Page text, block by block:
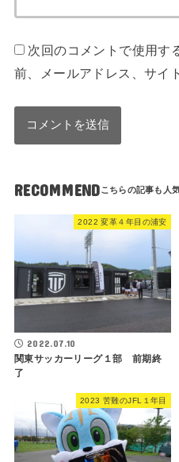
次回のコメントで使用す
前、メールアドレス、サイ
RECOMMEND
2022 変革４年目の浦安
2022.07.10
関東サッカーリーグ１部 前期終
了
2023 苦難のJFL１年目